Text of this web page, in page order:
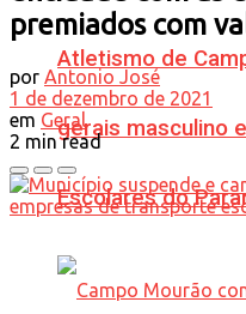
Atletismo de
gerais masculino
Escolares do
premiados com
por Antonio José
1 de dezembro de 2021
em Geral
2 min read